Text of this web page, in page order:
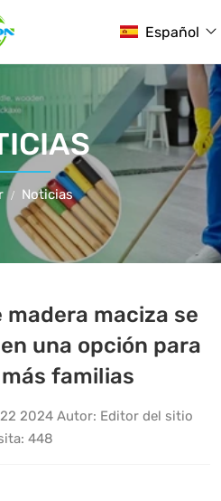
Español
Noticias
madera maciza se
una opción para
familias
2024 Autor: Editor del sitio
448